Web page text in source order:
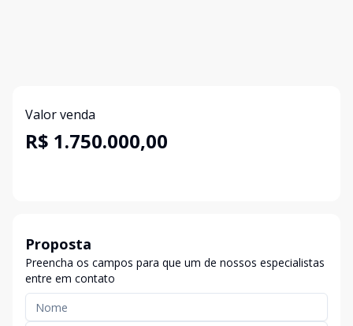
Valor venda
R$ 1.750.000,00
Proposta
Preencha os campos para que um de nossos especialistas
entre em contato